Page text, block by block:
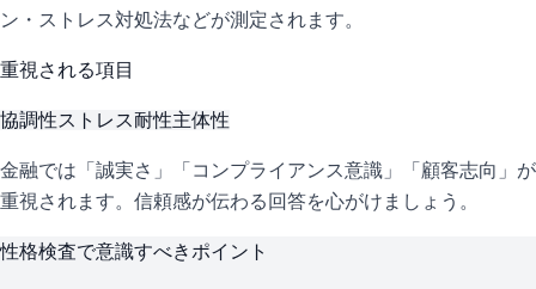
ン・ストレス対処法などが測定されます。
重視される項目
協調性ストレス耐性主体性
金融では「誠実さ」「コンプライアンス意識」「顧客志向」が
重視されます。信頼感が伝わる回答を心がけましょう。
性格検査で意識すべきポイント